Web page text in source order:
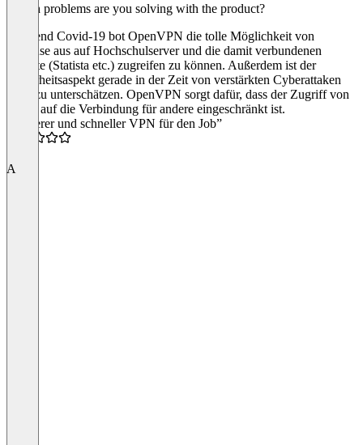
Which problems are you solving with the product?
Während Covid-19 bot OpenVPN die tolle Möglichkeit von
Zuhause aus auf Hochschulserver und die damit verbundenen
Dienste (Statista etc.) zugreifen zu können. Außerdem ist der
Sicherheitsaspekt gerade in der Zeit von verstärkten Cyberattaken
nicht zu unterschätzen. OpenVPN sorgt dafür, dass der Zugriff von
außen auf die Verbindung für andere eingeschränkt ist.
“Sicherer und schneller VPN für den Job”
A